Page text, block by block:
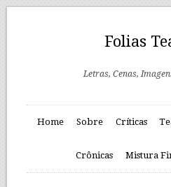
Folias
Letras, Cenas,
Home Sobre Críticas
Crônicas Mistura